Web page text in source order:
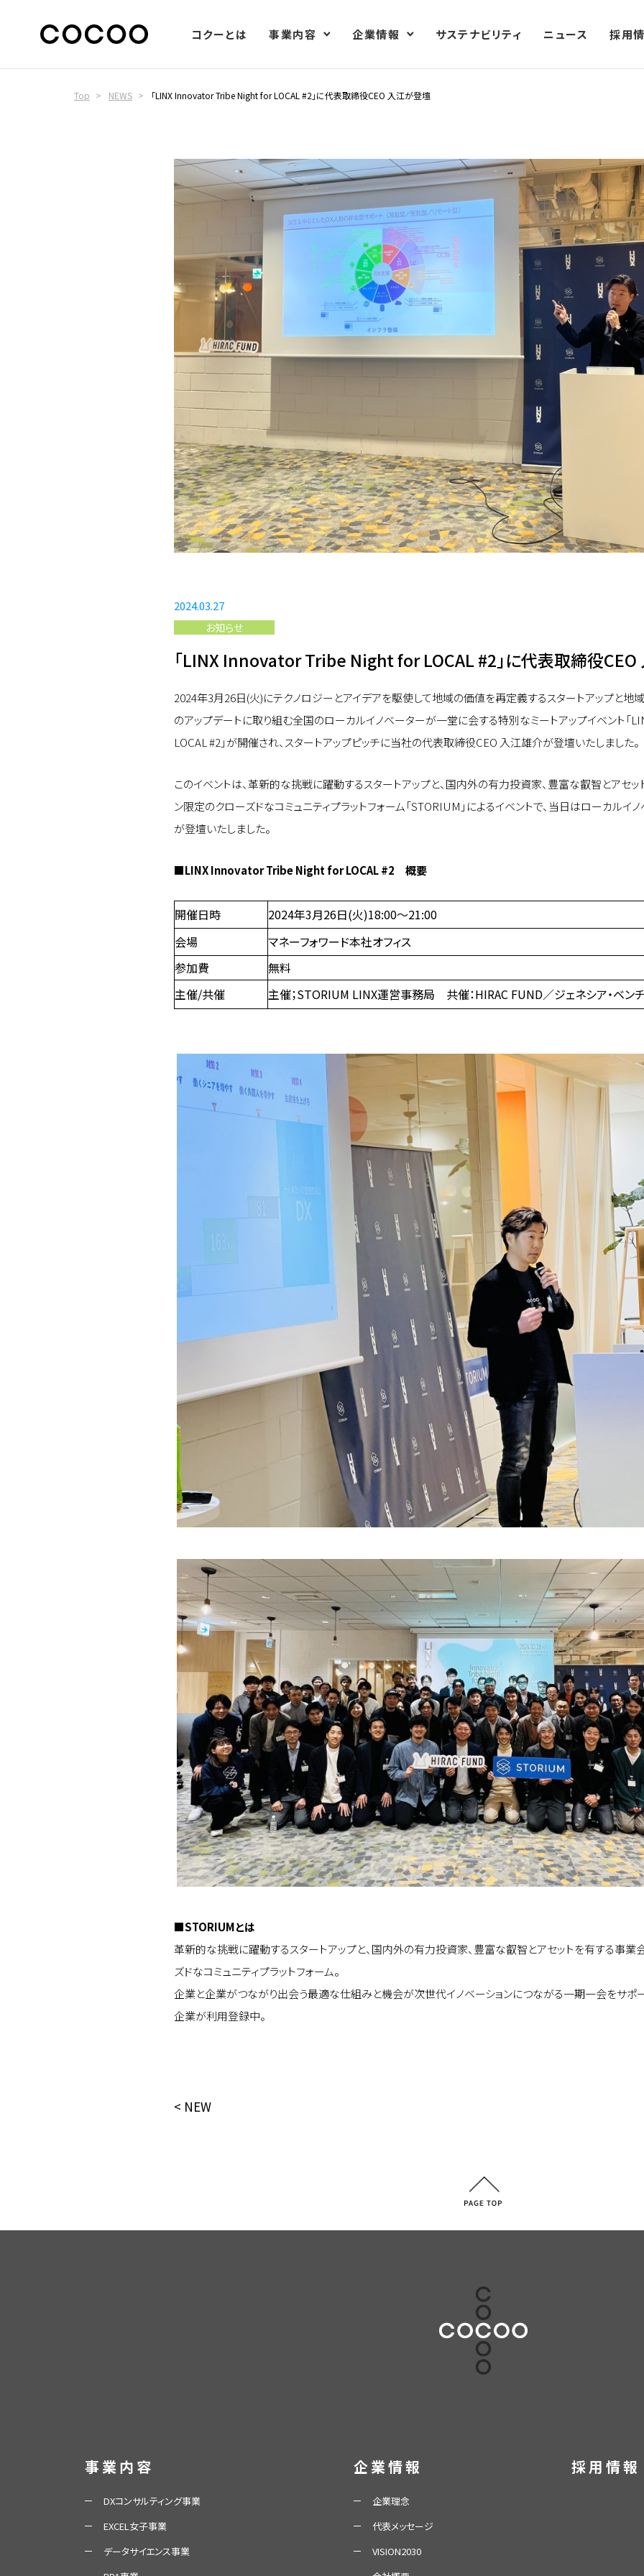
コクーとは 事業内容 企業情報 サステナビリティ ニュース 採用
Top NEWS 「LINX Innovator Tribe Night for LOCAL #2」に代表取締役CEO 入江が登壇
2024.03.27
お知らせ
「LINX Innovator Tribe Night for LOCAL #2」に代表取締役CEO
2024年3月26日(火)にテクノロジーとアイデアを駆使して地域の価値を再定義するスタートアップと地
のアップデートに取り組む全国のローカルイノベーターが一堂に会する特別なミートアップイベント
LOCAL #2」が開催され、スタートアップピッチに当社の代表取締役CEO 入江雄介が登壇いたしました。
このイベントは、革新的な挑戦に躍動するスタートアップと、国内外の有力投資家、豊富な叡智とアセ
ン限定のクローズドなコミュニティプラットフォーム「STORIUM」によるイベントで、当日はローカルイ
が登壇いたしました。
■LINX Innovator Tribe Night for LOCAL #2 概要
開催日時
2024年3月26日(火)18:00〜21:00
会場
マネーフォワード本社オフィス
参加費
無料
主催/共催
主催；STORIUM LINX運営事務局 共催：HIRAC FUND／ジェネシア・ベン
■STORIUMとは
革新的な挑戦に躍動するスタートアップと、国内外の有力投資家、豊富な叡智とアセットを有する事
ズドなコミュニティプラットフォーム。
企業と企業がつながり出会う最適な仕組みと機会が次世代イノベーションにつながる一期一会をサポ
企業が利用登録中。
< NEW
事業内容
DXコンサルティング事業
EXCEL女子事業
データサイエンス事業
企業情報
企業理念
代表メッセージ
VISION2030
採用情報